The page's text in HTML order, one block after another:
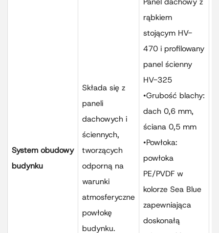
System obudowy
budynku
Składa się z
paneli
dachowych i
ściennych,
tworzących
odporną na
warunki
atmosferyczne
powłokę
budynku.
rąbkiem
stojącym HV-
470 i profilowany
panel ścienny
HV-325
•Grubość blachy:
dach 0,6 mm,
ściana 0,5 mm
•Powłoka:
powłoka
PE/PVDF w
kolorze Sea Blue
zapewniająca
doskonałą